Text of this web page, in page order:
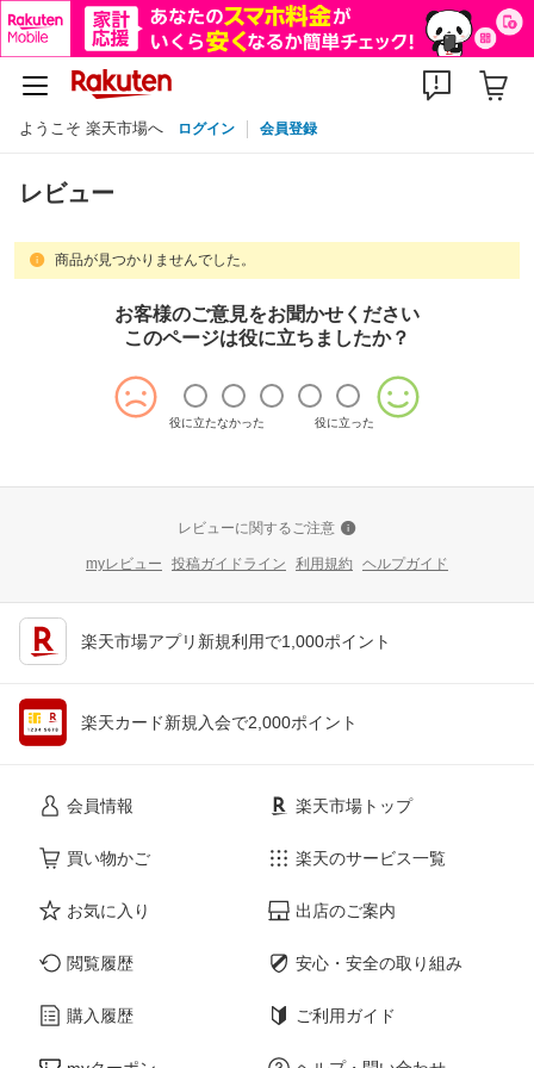
ようこそ 楽天市場へ ログイン 会員登録
レビュー
商品が見つかりませんでした。
お客様のご意見をお聞かせください
このページは役に立ちましたか？
役に立たなかった 役に立った
レビューに関するご注意
myレビュー 投稿ガイドライン 利用規約 ヘルプガイド
楽天市場アプリ新規利用で1,000ポイント
楽天カード新規入会で2,000ポイント
会員情報
買い物かご
お気に入り
閲覧履歴
購入履歴
楽天市場トップ
楽天のサービス一覧
出店のご案内
安心・安全の取り組み
ご利用ガイド